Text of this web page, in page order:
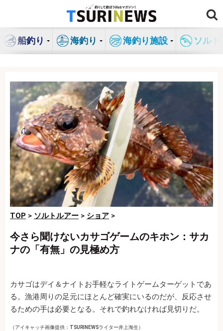
ン
船釣り 海釣り 海釣り施設 ソル
TOP > ソルトルアー > ショア >
今さら聞けないカサゴゲームのキホン：サカ
ナの「有無」の見極め方
カサゴはデイ＆ナイトお手軽なライトゲームターゲットであ
る。漁港周りの足元にほとんど確実にいるのだが、反応させ
るための手は必要となる。それで釣れなければ見切りだ。
（アイキャッチ画像提供：TSURINEWSライター井上海生）